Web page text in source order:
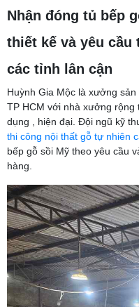
Nhận đóng tủ bếp
thiết kế và yêu cầu
các tỉnh lân cận
Huỳnh Gia Mộc là xưởng
TP HCM với nhà xưởng rộng
dụng , hiện đại. Đội ngũ kỹ
thi công nội thất gỗ tự nhiên
bếp gỗ sồi Mỹ theo yêu cầu
hàng.